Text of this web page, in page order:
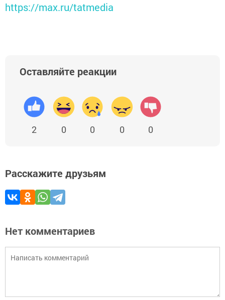
https://max.ru/tatmedia
Оставляйте реакции
2 0 0 0 0
Расскажите друзьям
Нет комментариев